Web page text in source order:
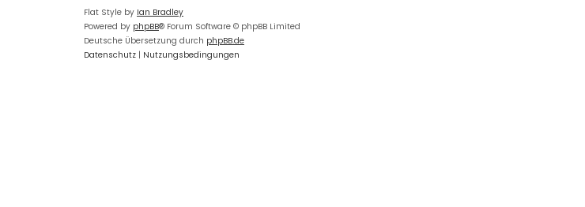
Flat Style by Ian Bradley
Powered by phpBB® Forum Software © phpBB Limited
Deutsche Übersetzung durch phpBB.de
Datenschutz | Nutzungsbedingungen